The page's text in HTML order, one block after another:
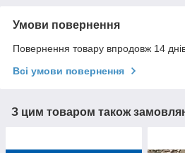
Умови повернення
Повернення товару впродовж 14
Всі умови повернення
З цим товаром також